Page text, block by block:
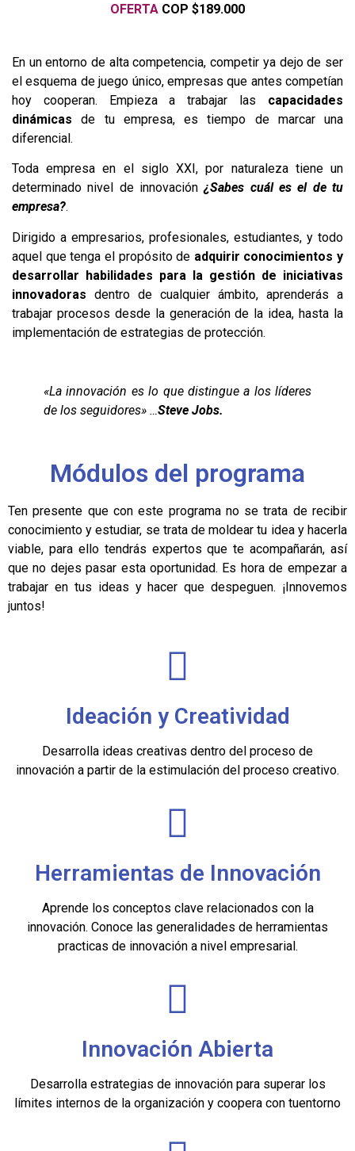
OFERTA COP $189.000
En un entorno de alta competencia, competir ya dejo de ser
el esquema de juego único, empresas que antes competían
hoy cooperan. Empieza a trabajar las capacidades
dinámicas de tu empresa, es tiempo de marcar una
diferencial.
Toda empresa en el siglo XXI, por naturaleza tiene un
determinado nivel de innovación¿Sabes cuál es el de tu
empresa?.
Dirigido a empresarios, profesionales, estudiantes, y todo
aquel que tenga el propósito de adquirir conocimientos y
desarrollar habilidades para la gestión de iniciativas
innovadoras dentro de cualquier ámbito, aprenderás a
trabajar procesos desde la generación de la idea, hasta la
implementación de estrategias de protección.
«La innovación es lo que distingue a los líderes
de los seguidores» …Steve Jobs.
Módulos del programa
Ten presente que con este programa no se trata de recibir
conocimiento y estudiar, se trata de moldear tu idea y hacerla
viable, para ello tendrás expertos que te acompañarán, así
que no dejes pasar esta oportunidad. Es hora de empezar a
trabajar en tus ideas y hacer que despeguen. ¡Innovemos
juntos!
Ideación y Creatividad
Desarrolla ideas creativas dentro del proceso de
innovación a partir de la estimulación del proceso creativo.
Herramientas de Innovación
Aprende los conceptos clave relacionados con la
innovación. Conoce las generalidades de herramientas
practicas de innovación a nivel empresarial.
Innovación Abierta
Desarrolla estrategias de innovación para superar los
límites internos de la organización y coopera con tuentorno